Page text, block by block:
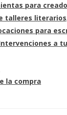
para
talleres
para
a
la compra